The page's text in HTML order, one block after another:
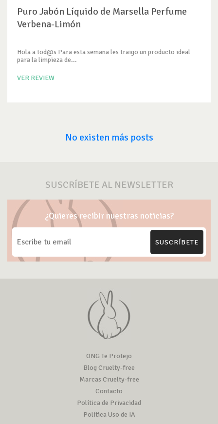
Puro Jabón Líquido de Marsella Perfume
Verbena-Limón
Hola a tod@s Para esta semana les traigo un producto ideal
para la limpieza de...
VER REVIEW
No existen más posts
SUSCRÍBETE AL NEWSLETTER
¿Quieres recibir nuestras noticias?
SUSCRÍBETE
ONG Te Protejo
Blog Cruelty-free
Marcas Cruelty-free
Contacto
Política de Privacidad
Política Uso de IA